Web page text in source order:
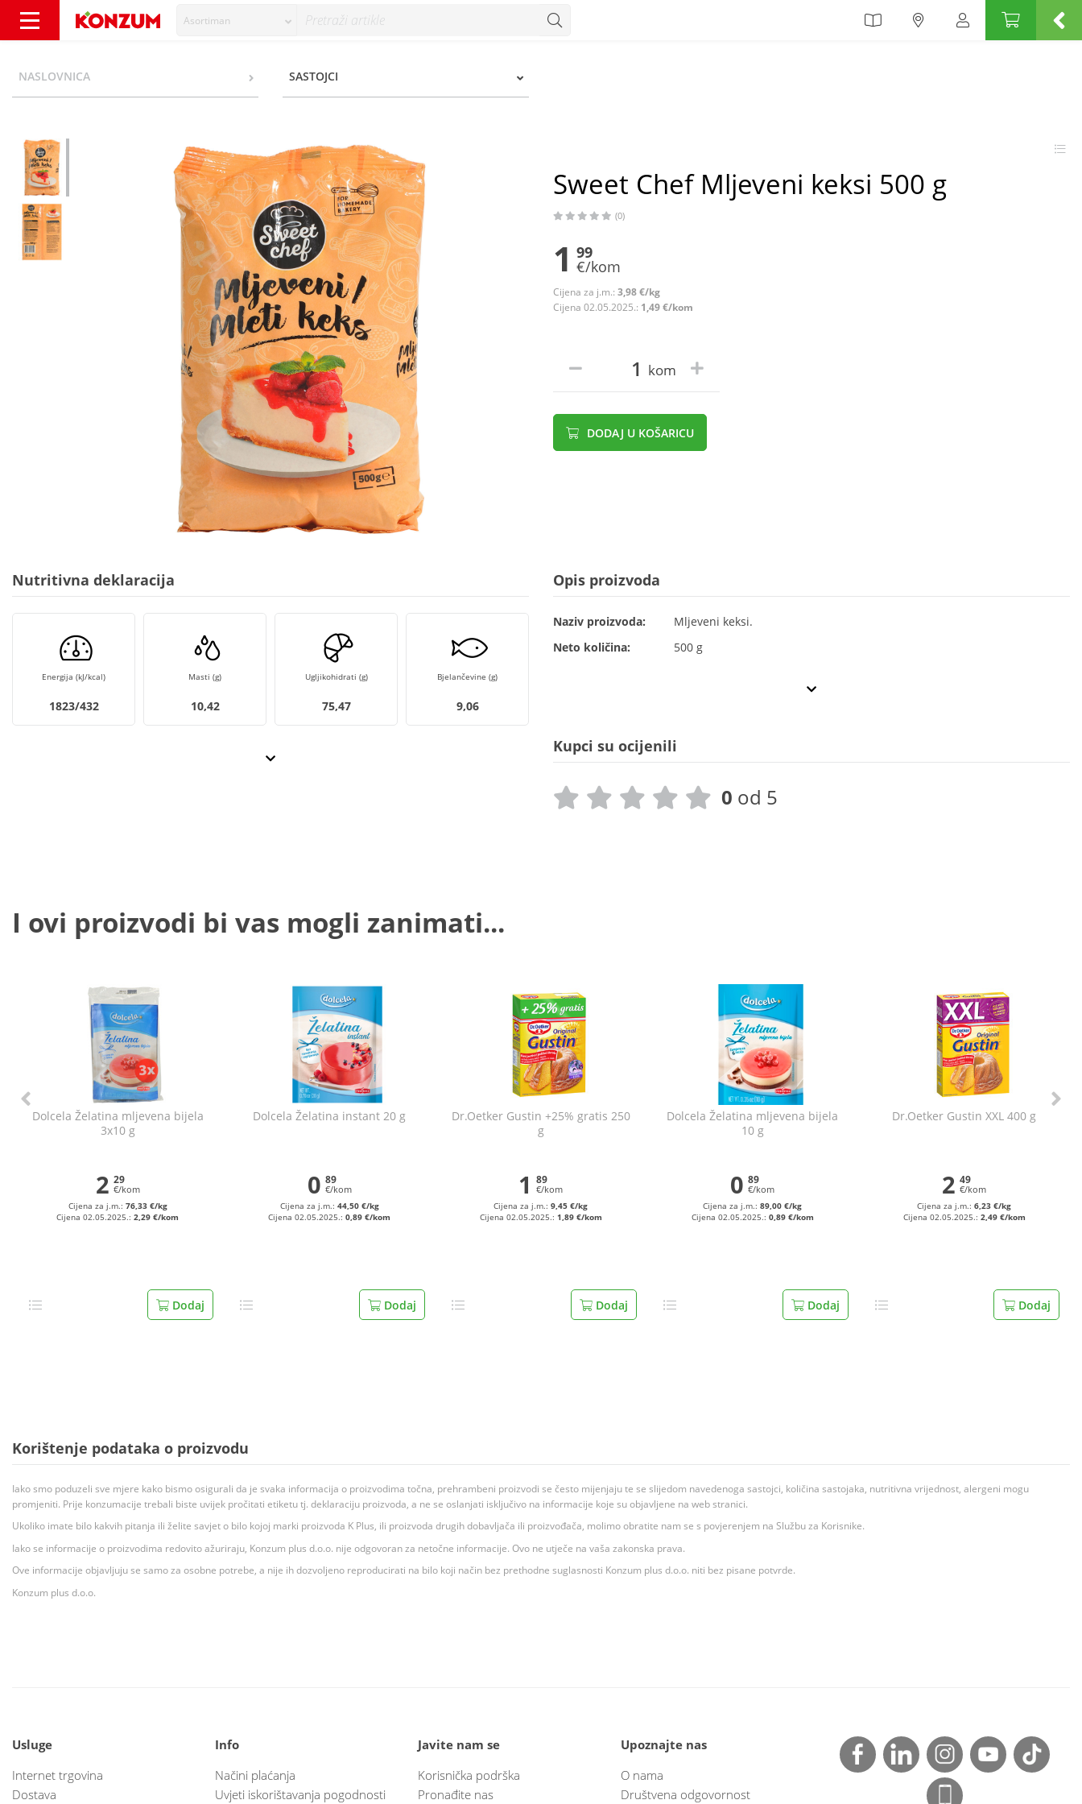
Asortiman
NASLOVNICA SASTOJCI
Sweet Chef Mljeveni keksi 500 g
(0)
1 99
€/kom
Cijena za j.m.: 3,98 €/kg
Cijena 02.05.2025.: 1,49 €/kom
kom
DODAJ U KOŠARICU
Nutritivna deklaracija
Energija (kJ/kcal)
1823/432
Masti (g)
10,42
Ugljikohidrati (g)
75,47
Bjelančevine (g)
9,06
Opis proizvoda
Naziv proizvoda:
Mljeveni keksi.
Neto količina:
500 g
Kupci su ocijenili
0 od 5
I ovi proizvodi bi vas mogli zanimati...
Dolcela Želatina mljevena bijela
3x10 g
2 29
€/kom
Cijena za j.m.: 76,33 €/kg
Cijena 02.05.2025.:2,29 €/kom
Dodaj
Dolcela Želatina instant 20 g
0 89
€/kom
Cijena za j.m.: 44,50 €/kg
Cijena 02.05.2025.:0,89 €/kom
Dodaj
Dr.Oetker Gustin +25% gratis 250
g
1 89
€/kom
Cijena za j.m.:9,45 €/kg
Cijena 02.05.2025.: 1,89 €/kom
Dodaj
Dolcela Želatina mljevena bijela
10 g
0 89
€/kom
Cijena za j.m.:89,00 €/kg
Cijena 02.05.2025.: 0,89 €/kom
Dodaj
Dr.Oetker Gustin XXL 400 g
2 49
€/kom
Cijena za j.m.:6,23 €/kg
Cijena 02.05.2025.: 2,49 €/kom
Dodaj
Korištenje podataka o proizvodu
Iako smo poduzeli sve mjere kako bismo osigurali da je svaka informacija o proizvodima točna, prehrambeni proizvodi se često mijenjaju te se slijedom navedenoga sastojci, količina sastojaka, nutritivna vrijednost, alergeni mogu
promjeniti. Prije konzumacije trebali biste uvijek pročitati etiketu tj. deklaraciju proizvoda, a ne se oslanjati isključivo na informacije koje su objavljene na web stranici.
Ukoliko imate bilo kakvih pitanja ili želite savjet o bilo kojoj marki proizvoda K Plus, ili proizvoda drugih dobavljača ili proizvođača, molimo obratite nam se s povjerenjem na Službu za Korisnike.
Iako se informacije o proizvodima redovito ažuriraju, Konzum plus d.o.o. nije odgovoran za netočne informacije. Ovo ne utječe na vaša zakonska prava.
Ove informacije objavljuju se samo za osobne potrebe, a nije ih dozvoljeno reproducirati na bilo koji način bez prethodne suglasnosti Konzum plus d.o.o. niti bez pisane potvrde.
Konzum plus d.o.o.
Usluge
Internet trgovina
Dostava
Info
Načini plaćanja
Uvjeti iskorištavanja pogodnosti
Javite nam se
Korisnička podrška
Pronađite nas
Upoznajte nas
O nama
Društvena odgovornost